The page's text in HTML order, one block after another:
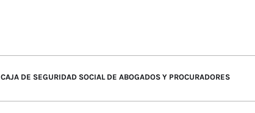
CAJA DE SEGURIDAD SOCIAL DE ABOGADOS Y PROCURADORES